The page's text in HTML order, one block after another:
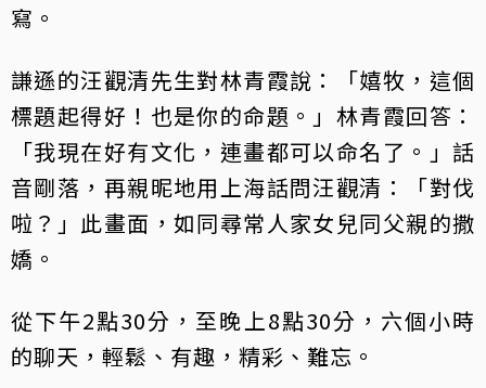
寫。
謙遜的汪觀清先生對林青霞說：「嬉牧，這個
標題起得好！也是你的命題。」林青霞回答：
「我現在好有文化，連畫都可以命名了。」話
音剛落，再親昵地用上海話問汪觀清：「對伐
啦？」此畫面，如同尋常人家女兒同父親的撒
嬌。
從下午2點30分，至晚上8點30分，六個小時
的聊天，輕鬆、有趣，精彩、難忘。